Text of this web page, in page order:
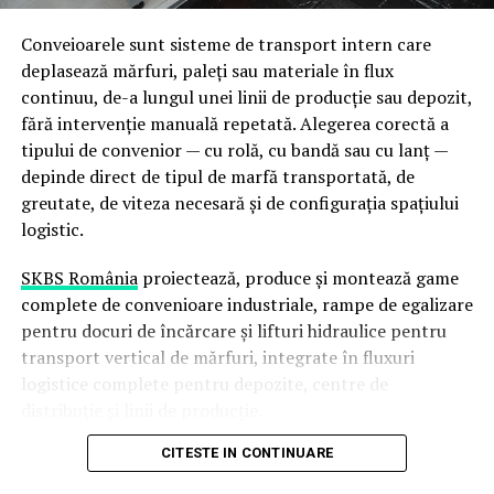
De ce contează integrarea
capacităților pe un singur
amplasament
Continuitate a fluxului de producție— piesa nu
părăsește amplasamentul între etape, ceea ce
Control al calității end-to-end — aceeași echipă
tehnică urmărește piesa de la materia primă la
produsul finit
tratament termic) sunt gestionate fără intermediari
Conveioarele sunt sisteme de transport intern care
deplasează mărfuri, paleți sau materiale în flux
continuu, de-a lungul unei linii de producție sau depozit,
fără intervenție manuală repetată. Alegerea corectă a
tipului de convenior — cu rolă, cu bandă sau cu lanț —
depinde direct de tipul de marfă transportată, de
greutate, de viteza necesară și de configurația spațiului
logistic.
SKBS Româniaproiectează, produce și montează game
complete de convenioare industriale, rampe de egalizare
pentru docuri de încărcare și lifturi hidraulice pentru
transport vertical de mărfuri, integrate în fluxuri
logistice complete pentru depozite, centre de
În acest articol explicăm diferențele dintre principalele
CITESTE IN CONTINUARE